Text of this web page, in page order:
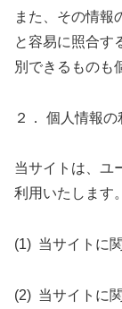
また、その情報
と容易に照合す
別できるものも
２． 個人情報の
当サイトは、ユ
利用いたします。
(1) 当サイトに
(2) 当サイトに